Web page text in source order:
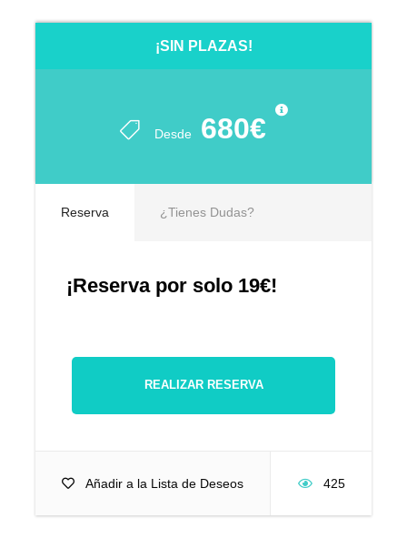
¡SIN PLAZAS!
Desde 680€
Reserva ¿Tienes Dudas?
¡Reserva por solo 19€!
REALIZAR RESERVA
Añadir a la Lista de Deseos 425